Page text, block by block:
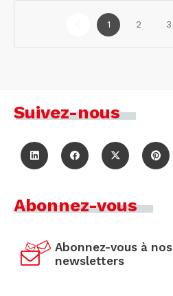
1 2 3
Suivez-nous
Abonnez-vous
Abonnez-vous à nos
newsletters